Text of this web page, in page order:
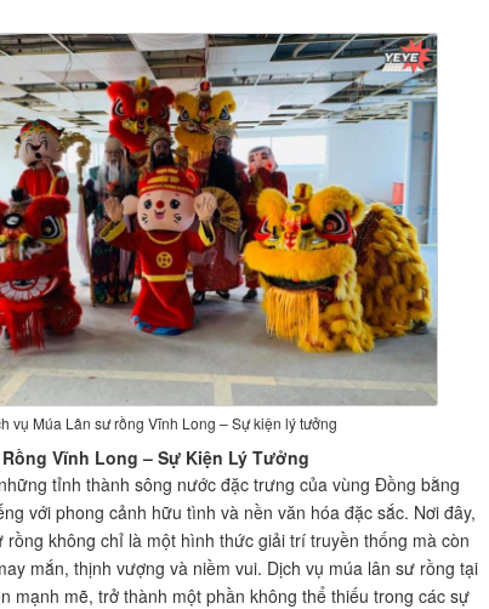
vụ Múa Lân sư rồng Vĩnh Long – Sự kiện lý tưởng
Vĩnh Long – Sự Kiện Lý Tưởng
tỉnh thành sông nước đặc trưng của vùng Đồng bằng
với phong cảnh hữu tình và nền văn hóa đặc sắc. Nơi đây,
rồng không chỉ là một hình thức giải trí truyền thống mà còn
mắn, thịnh vượng và niềm vui. Dịch vụ múa lân sư rồng tại
mạnh mẽ, trở thành một phần không thể thiếu trong các sự